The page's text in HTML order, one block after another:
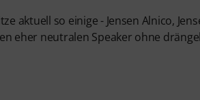
aktuell so einige - Jensen Alnico,
eher neutralen Speaker ohne